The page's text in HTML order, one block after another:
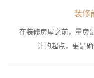
装修
在装修房屋之前，量房
计的起点，更是